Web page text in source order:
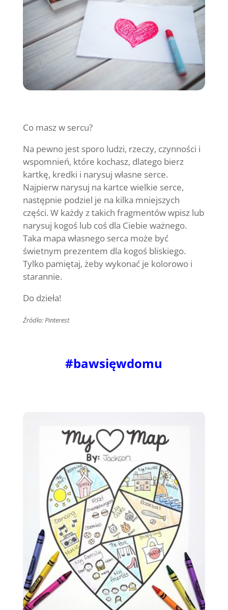
Co masz w sercu?
Na pewno jest sporo ludzi, rzeczy, czynności i
wspomnień, które kochasz, dlatego bierz
kartkę, kredki i narysuj własne serce.
Najpierw narysuj na kartce wielkie serce,
następnie podziel je na kilka mniejszych
części. W każdy z takich fragmentów wpisz lub
narysuj kogoś lub coś dla Ciebie ważnego.
Taka mapa własnego serca może być
świetnym prezentem dla kogoś bliskiego.
Tylko pamiętaj, żeby wykonać je kolorowo i
starannie.
Do dzieła!
Źródło: Pinterest
#bawsięwdomu